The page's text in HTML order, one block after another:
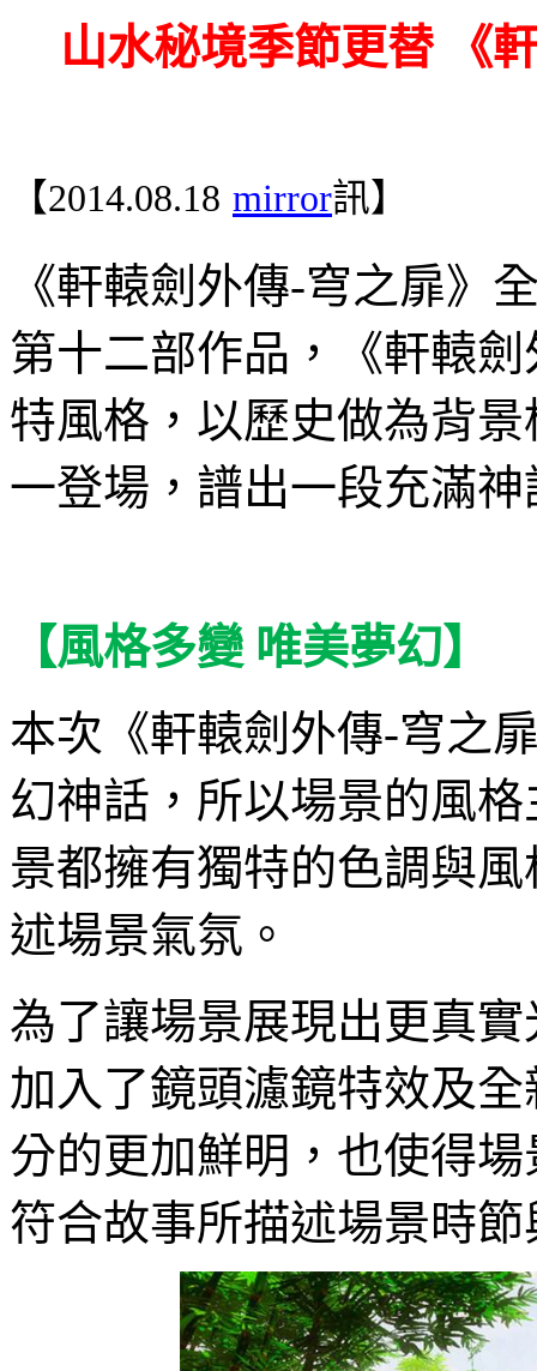
山水秘境季節更替 《
【2014.08.18 mirror訊】
《軒轅劍外傳-穹之扉》
第十二部作品，《軒轅劍
特風格，以歷史做為背
一登場，譜出一段充滿
【風格多變 唯美夢幻】
本次《軒轅劍外傳-穹之
幻神話，所以場景的風
景都擁有獨特的色調與
述場景氣氛。
為了讓場景展現出更真
加入了鏡頭濾鏡特效及
分的更加鮮明，也使得
符合故事所描述場景時